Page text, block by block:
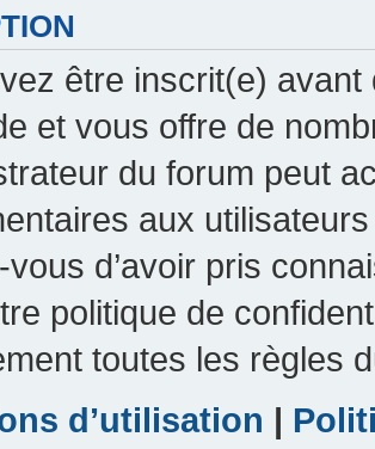
être inscrit(e) avant
et vous offre de
du forum peut
aux
d’avoir pris
politique de
toutes les règles
d’utilisation |